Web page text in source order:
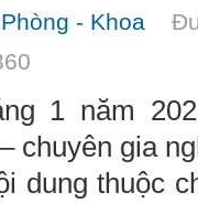
- Khoa
1 năm
chuyên gia
dung thuộc